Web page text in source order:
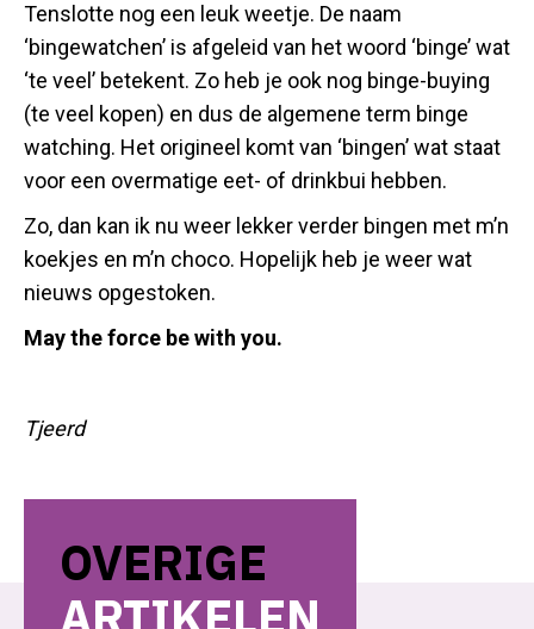
Tenslotte nog een leuk weetje. De naam
‘bingewatchen’ is afgeleid van het woord ‘binge’ wat
‘te veel’ betekent. Zo heb je ook nog binge-buying
(te veel kopen) en dus de algemene term binge
watching. Het origineel komt van ‘bingen’ wat staat
voor een overmatige eet- of drinkbui hebben.
Zo, dan kan ik nu weer lekker verder bingen met m’n
koekjes en m’n choco. Hopelijk heb je weer wat
nieuws opgestoken.
May the force be with you.
Tjeerd
OVERIGE